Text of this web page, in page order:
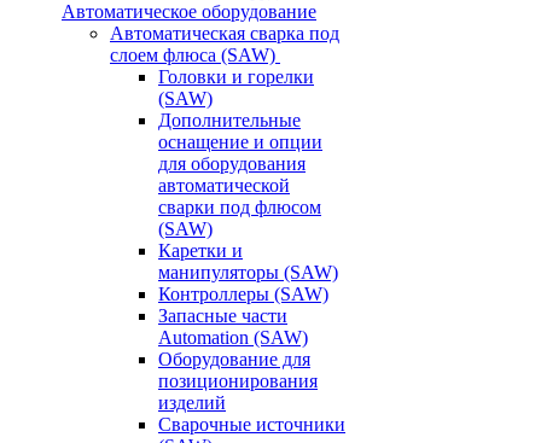
Автоматическое оборудование
Автоматическая сварка под
слоем флюса (SAW)
Головки и горелки
(SAW)
Дополнительные
оснащение и опции
для оборудования
автоматической
сварки под флюсом
(SAW)
Каретки и
манипуляторы (SAW)
Контроллеры (SAW)
Запасные части
Automation (SAW)
Оборудование для
позиционирования
изделий
Сварочные источники